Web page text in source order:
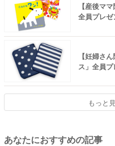
【産後マ
全員プレゼ
【妊婦さ
ス」全員プ
もっと
あなたにおすすめの記事